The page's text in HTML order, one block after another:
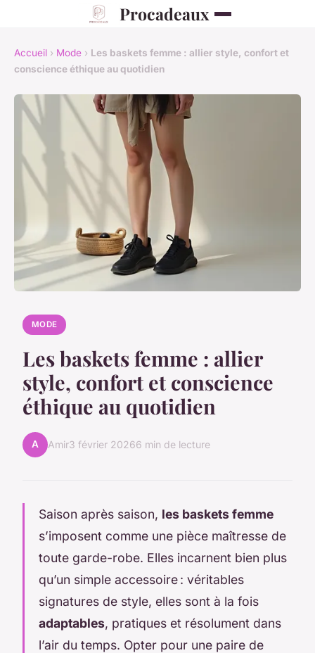
Procadeaux
Accueil › Mode › Les baskets femme : allier style, confort et
conscience éthique au quotidien
MODE
Les baskets femme : allier
style, confort et conscience
éthique au quotidien
A Amir3 février 20266 min de lecture
Saison après saison, les baskets femme
s’imposent comme une pièce maîtresse de
toute garde-robe. Elles incarnent bien plus
qu’un simple accessoire : véritables
signatures de style, elles sont à la fois
adaptables, pratiques et résolument dans
l’air du temps. Opter pour une paire de